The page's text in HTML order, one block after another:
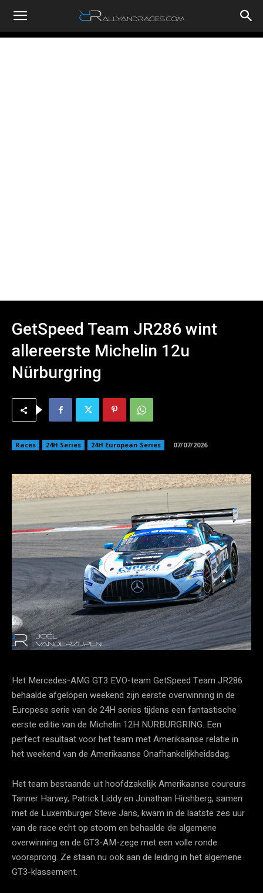
RallyandRaces.com
GetSpeed Team JR286 wint
allereerste Michelin 12u
Nürburgring
Races 24H Series 24H European Series 07/07/2026
Het Mercedes-AMG GT3 EVO-team GetSpeed ​​Team JR286
behaalde afgelopen weekend zijn eerste overwinning in de
Europese serie van de 24H series tijdens een fantastische
eerste editie van de Michelin 12H NÜRBURGRING. Een
perfect resultaat voor het team met Amerikaanse relatie in
het weekend van de Amerikaanse Onafhankelijkheidsdag.
Het team bestaande uit hoofdzakelijk Amerikaanse coureurs
Tanner Harvey, Patrick Liddy en Jonathan Hirshberg, samen
met de Luxemburger Steve Jans, kwam in de laatste zes uur
van de race echt op stoom en behaalde de algemene
overwinning en de GT3-AM-zege met een volle ronde
voorsprong. Ze staan ​​nu ook aan de leiding in het algemene
GT3-klassement.